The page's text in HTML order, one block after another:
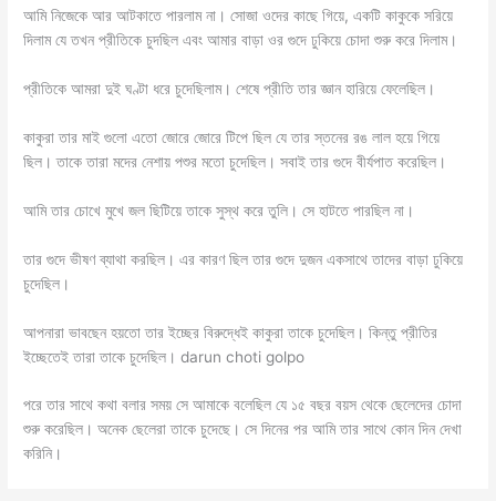
আমি নিজেকে আর আটকাতে পারলাম না। সোজা ওদের কাছে গিয়ে, একটি কাকুকে সরিয়ে
দিলাম যে তখন প্রীতিকে চুদছিল এবং আমার বাড়া ওর গুদে ঢুকিয়ে চোদা শুরু করে দিলাম।
প্রীতিকে আমরা দুই ঘণ্টা ধরে চুদেছিলাম। শেষে প্রীতি তার জ্ঞান হারিয়ে ফেলেছিল।
কাকুরা তার মাই গুলো এতো জোরে জোরে টিপে ছিল যে তার স্তনের রঙ লাল হয়ে গিয়ে
ছিল। তাকে তারা মদের নেশায় পশুর মতো চুদেছিল। সবাই তার গুদে বীর্যপাত করেছিল।
আমি তার চোখে মুখে জল ছিটিয়ে তাকে সুস্থ করে তুলি। সে হাটতে পারছিল না।
তার গুদে ভীষণ ব্যাথা করছিল। এর কারণ ছিল তার গুদে দুজন একসাথে তাদের বাড়া ঢুকিয়ে
চুদেছিল।
আপনারা ভাবছেন হয়তো তার ইচ্ছের বিরুদ্ধেই কাকুরা তাকে চুদেছিল। কিন্তু প্রীতির
ইচ্ছেতেই তারা তাকে চুদেছিল। darun choti golpo
পরে তার সাথে কথা বলার সময় সে আমাকে বলেছিল যে ১৫ বছর বয়স থেকে ছেলেদের চোদা
শুরু করেছিল। অনেক ছেলেরা তাকে চুদেছে। সে দিনের পর আমি তার সাথে কোন দিন দেখা
করিনি।